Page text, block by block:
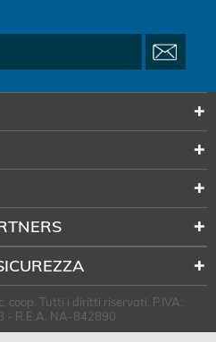
coop. Tutti i diritti riservati. P.IVA:
- R.E.A. NA-842890